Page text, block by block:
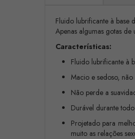
Fluido lubrificante à base
Apenas algumas gotas
Características:
Fluido lubrificante à
Macio e sedoso,
Não perde a
Durável durante
Projetado para
muito as relações